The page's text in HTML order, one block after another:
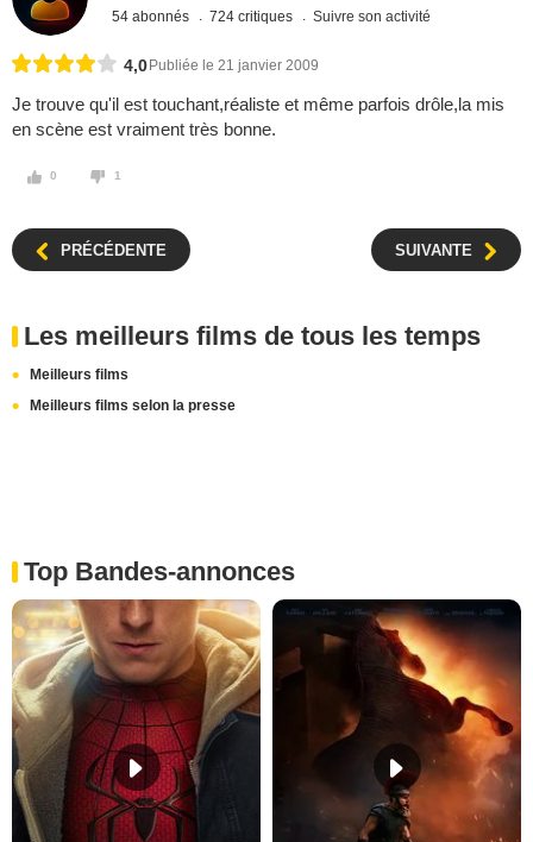
54 abonnés 724 critiques Suivre son activité
4,0 Publiée le 21 janvier 2009
Je trouve qu'il est touchant,réaliste et même parfois drôle,la mis
en scène est vraiment très bonne.
0 1
PRÉCÉDENTE SUIVANTE
Les meilleurs films de tous les temps
Meilleurs films
Meilleurs films selon la presse
Top Bandes-annonces